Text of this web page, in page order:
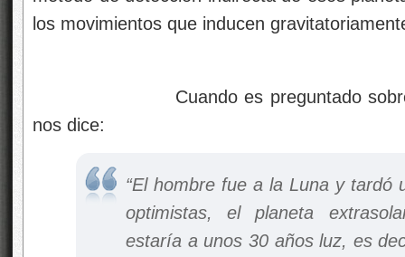
los movimientos que inducen
Cuando es preguntado sobre vida
nos dice:
“El hombre fue a la Luna y tardó
optimistas, el planeta
estaría a unos 30 años luz, es